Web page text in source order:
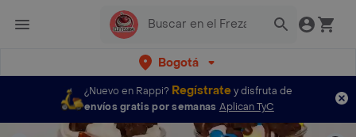
Bogotá
¿Nuevo en Rappi? Regístratey disfruta de
envíos gratis por semanas Aplican TyC